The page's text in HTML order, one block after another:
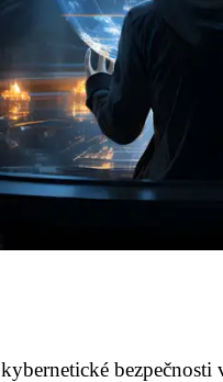
bezpečnosti